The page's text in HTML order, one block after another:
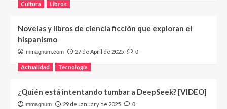
Cultura Libros
Novelas y libros de ciencia ficción que exploran el
hispanismo
mmagnum.com 27 de April de 2025 0
Actualidad Tecnología
¿Quién está intentando tumbar a DeepSeek? [VIDEO]
mmagnum 29 de January de 2025 0